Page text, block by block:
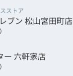
ストア
ブン 松山宮田町店
ー 六軒家店